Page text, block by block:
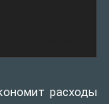
расходы